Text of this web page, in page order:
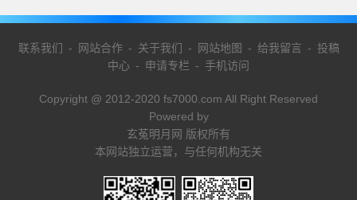
联系我们 - 网站合作- 关于我们 - 网站地图 - 给我留言 - 投稿
中心 - 申请专栏 - 手机访问
Copyright @ 2012-2020 fs7000.com All Right Reserved
Powered by
玄菟明月网 版权所有
本网站独立运营，与任何机构无关